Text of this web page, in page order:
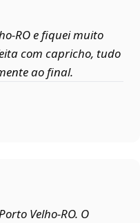
e fiquei muito
com capricho, tudo
ao final.
Velho‑RO. O